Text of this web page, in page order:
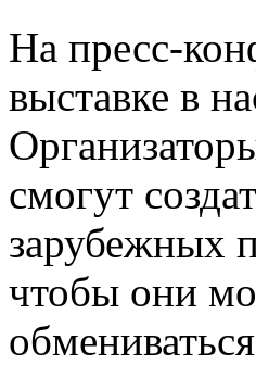
На пресс-
выставке в
смогут
зарубежных
чтобы они